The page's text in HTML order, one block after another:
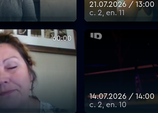
21.07.2026 / 13:00
с. 2, еп. 11
60:00
14.07.2026 / 14:00
с. 2, еп. 10